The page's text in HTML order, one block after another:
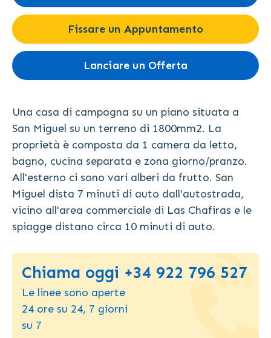
Fissare un Appuntamento
Lanciare un Offerta
Una casa di campagna su un piano situata a
San Miguel su un terreno di 1800mm2. La
proprietà è composta da 1 camera da letto,
bagno, cucina separata e zona giorno/pranzo.
All'esterno ci sono vari alberi da frutto. San
Miguel dista 7 minuti di auto dall'autostrada,
vicino all'area commerciale di Las Chafiras e le
spiagge distano circa 10 minuti di auto.
Chiama oggi +34 922 796 527
Le linee sono aperte
24 ore su 24, 7 giorni
su 7